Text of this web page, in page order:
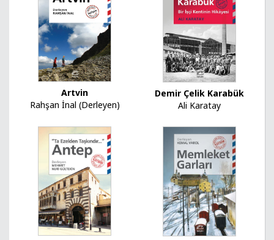
Artvin
Rahşan İnal (Derleyen)
Demir Çelik Karabük
Ali Karatay